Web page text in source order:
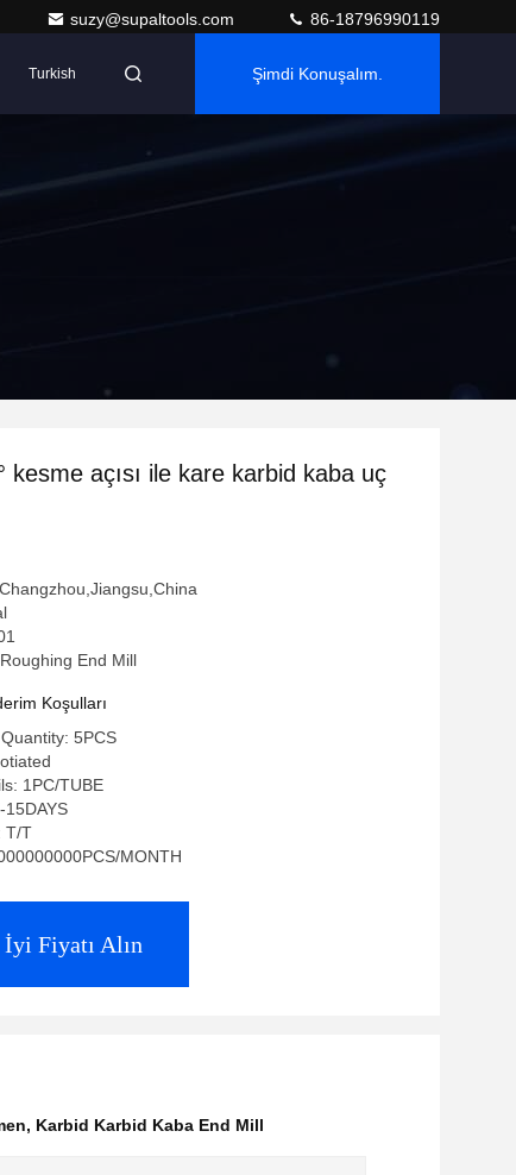
suzy@supaltools.com 86-18796990119
Turkish Şimdi Konuşalım.
kesme açısı ile kare karbid kaba uç
End Mill
Koşulları
5PCS
1PC/TUBE
15DAYS
T/T
MONTH
İyi Fiyatı Alın
, Karbid Karbid Kaba End Mill